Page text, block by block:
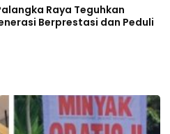
Raya Teguhkan
Berprestasi dan Peduli